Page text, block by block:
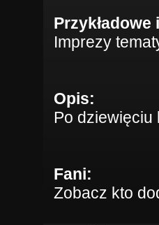
Przykładowe
Imprezy
Opis:
Po dziewięciu
Fani:
Zobacz kto